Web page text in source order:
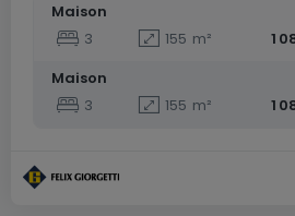
Maison
3
155 m²
1
Maison
3
155 m² 1